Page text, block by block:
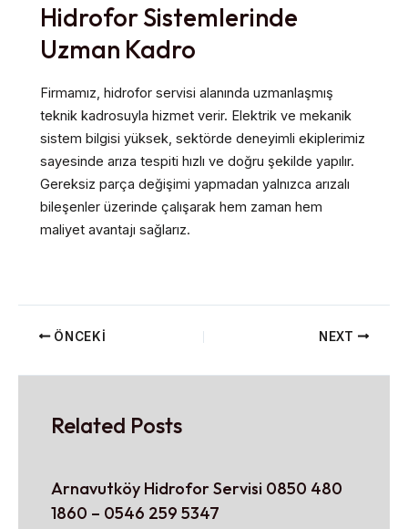
Hidrofor Sistemlerinde
Uzman Kadro
Firmamız, hidrofor servisi alanında uzmanlaşmış
teknik kadrosuyla hizmet verir. Elektrik ve mekanik
sistem bilgisi yüksek, sektörde deneyimli ekiplerimiz
sayesinde arıza tespiti hızlı ve doğru şekilde yapılır.
Gereksiz parça değişimi yapmadan yalnızca arızalı
bileşenler üzerinde çalışarak hem zaman hem
maliyet avantajı sağlarız.
ÖNCEKI NEXT
Related Posts
Arnavutköy Hidrofor Servisi 0850 480
1860 – 0546 259 5347